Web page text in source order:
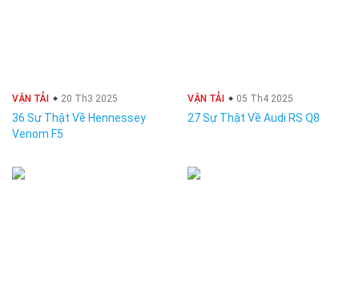
VẬN TẢI 20 Th3 2025
36 Sự Thật Về Hennessey
Venom F5
VẬN TẢI 05 Th4 2025
27 Sự Thật Về Audi RS Q8